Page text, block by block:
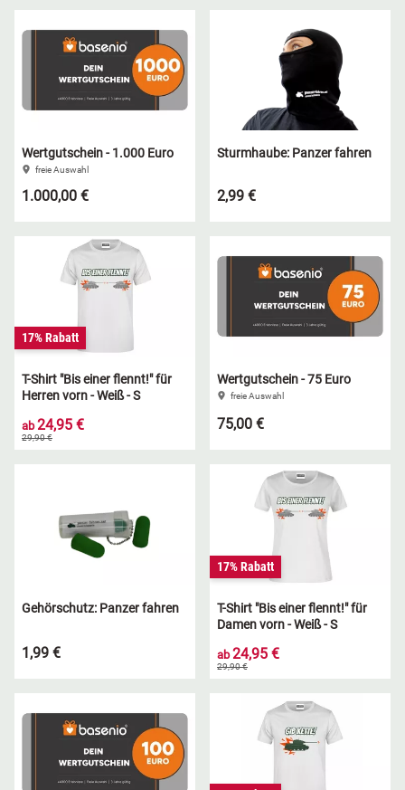
Wertgutschein - 1.000 Euro
freie Auswahl
1.000,00 €
Sturmhaube: Panzer fahren
2,99 €
17% Rabatt
T-Shirt "Bis einer flennt!" für
Herren vorn - Weiß - S
ab24,95 €
29,90 €
Wertgutschein - 75 Euro
freie Auswahl
75,00 €
Gehörschutz: Panzer fahren
1,99 €
17% Rabatt
T-Shirt "Bis einer flennt!" für
Damen vorn - Weiß - S
ab24,95 €
29,90 €